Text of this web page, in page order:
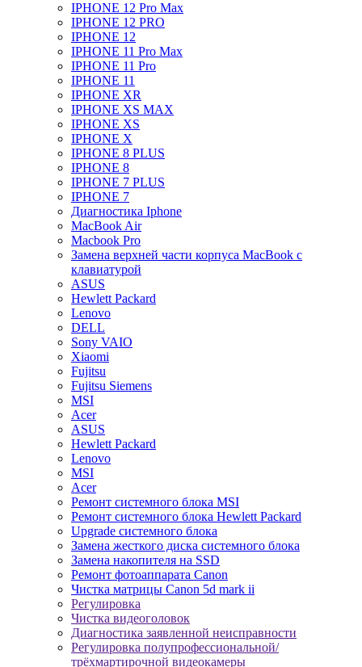
IPHONE 12 Pro Max
IPHONE 12 PRO
IPHONE 12
IPHONE 11 Pro Max
IPHONE 11 Pro
IPHONE 11
IPHONE XR
IPHONE XS MAX
IPHONE XS
IPHONE X
IPHONE 8 PLUS
IPHONE 8
IPHONE 7 PLUS
IPHONE 7
Диагностика Iphone
MacBook Air
Macbook Pro
Замена верхней части корпуса MacBook с
клавиатурой
ASUS
Hewlett Packard
Lenovo
DELL
Sony VAIO
Xiaomi
Fujitsu
Fujitsu Siemens
MSI
Acer
ASUS
Hewlett Packard
Lenovo
MSI
Acer
Ремонт системного блока MSI
Ремонт системного блока Hewlett Packard
Upgrade системного блока
Замена жесткого диска системного блока
Замена накопителя на SSD
Ремонт фотоаппарата Canon
Чистка матрицы Canon 5d mark ii
Регулировка
Чистка видеоголовок
Диагностика заявленной неисправности
Регулировка полупрофессиональной/
трёхмартирочной видеокамеры